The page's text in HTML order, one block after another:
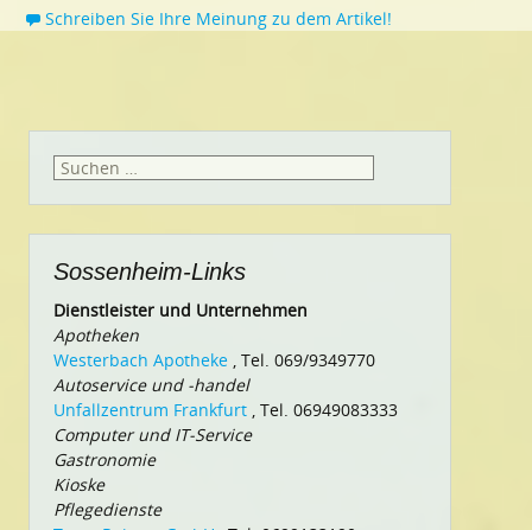
Schreiben Sie Ihre Meinung zu dem Artikel!
Suchen
Sossenheim-Links
Dienstleister und Unternehmen
Apotheken
Westerbach Apotheke , Tel. 069/9349770
Autoservice und -handel
Unfallzentrum Frankfurt , Tel. 06949083333
Computer und IT-Service
Gastronomie
Kioske
Pflegedienste